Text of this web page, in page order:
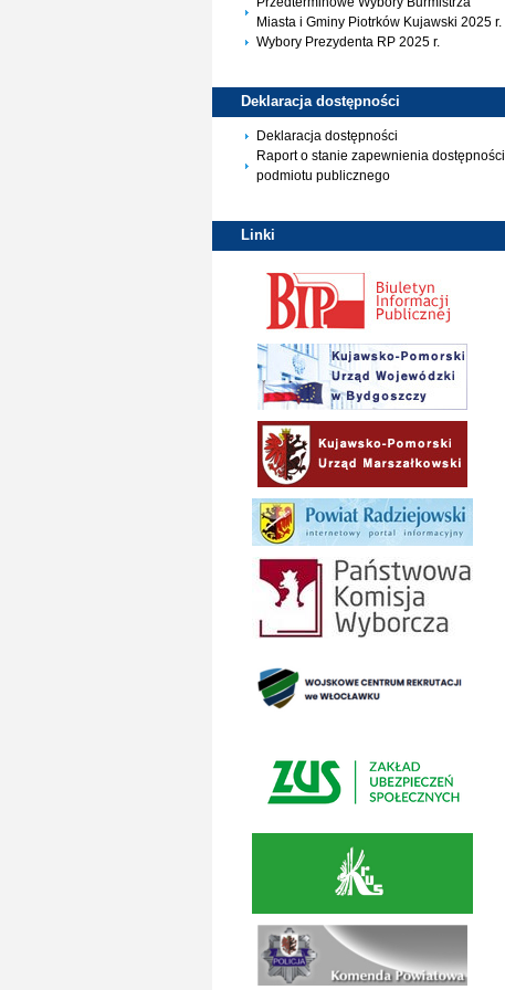
Miasta i Gminy Piotrków Kujawski 2025 r.
Wybory Prezydenta RP 2025 r.
Deklaracja dostępności
Deklaracja dostępności
Raport o stanie zapewnienia dostępności
podmiotu publicznego
Linki